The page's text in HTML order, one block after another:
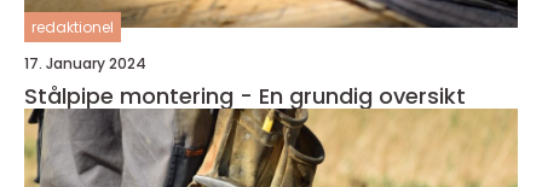
redaktionel
17. January 2024
Stålpipe montering - En grundig oversikt